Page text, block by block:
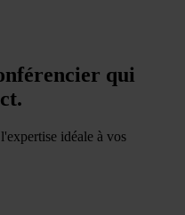
qui
idéale à vos